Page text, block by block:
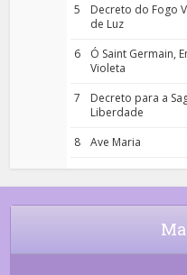
5
Decreto do Fogo
de Luz
6
Ó Saint Germain,
Violeta
7
Decreto para a
Liberdade
8
Ave Maria
9
Rosário da Criança
10 Decreto 50.03 –